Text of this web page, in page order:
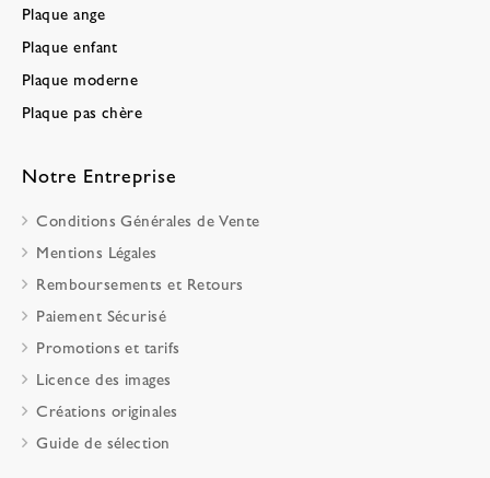
Plaque ange
Plaque enfant
Plaque moderne
Plaque pas chère
Notre Entreprise
Conditions Générales de Vente
Mentions Légales
Remboursements et Retours
Paiement Sécurisé
Promotions et tarifs
Licence des images
Créations originales
Guide de sélection